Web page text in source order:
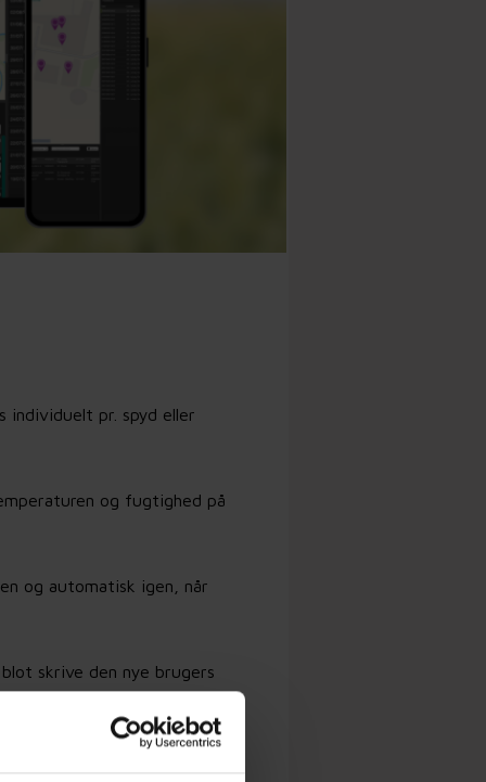
pr. spyd eller
og fugtighed på
og automatisk igen, når
skrive den nye brugers